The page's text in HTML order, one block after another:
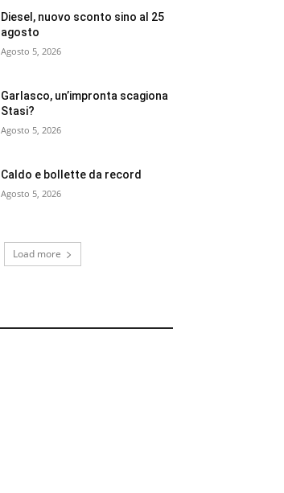
Diesel, nuovo sconto sino al 25
agosto
Agosto 5, 2026
Garlasco, un’impronta scagiona
Stasi?
Agosto 5, 2026
Caldo e bollette da record
Agosto 5, 2026
Load more